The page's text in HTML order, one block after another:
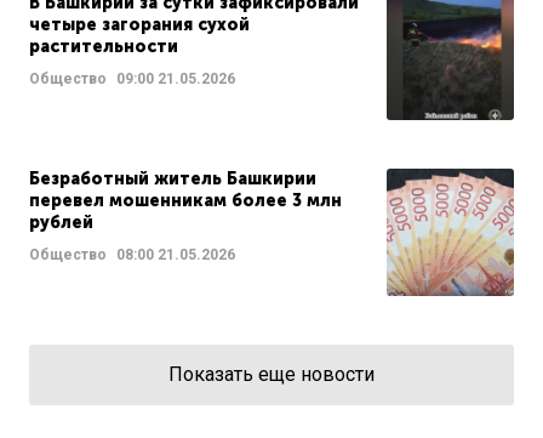
четыре загорания сухой
растительности
Общество 09:00 21.05.2026
Безработный житель Башкирии
перевел мошенникам более 3 млн
рублей
Общество 08:00 21.05.2026
Показать еще новости